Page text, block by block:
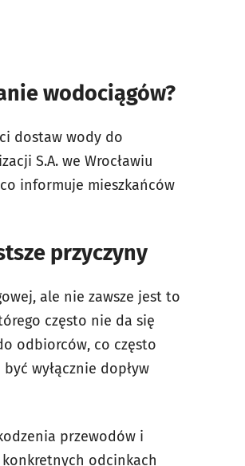
wodociągów?
dostaw wody do
S.A. we Wrocławiu
informuje mieszkańców
przyczyny
ale nie zawsze jest to
często nie da się
odbiorców, co często
wyłącznie dopływ
przewodów i
konkretnych odcinkach